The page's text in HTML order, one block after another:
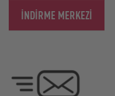
İNDIRME MERKEZI